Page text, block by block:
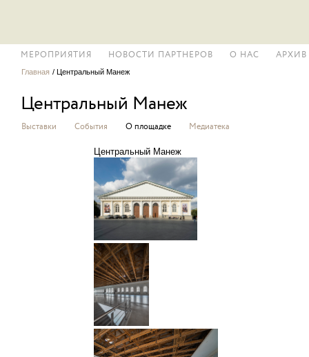
МЕРОПРИЯТИЯ НОВОСТИ ПАРТНЕРОВ О НАС АРХИВ
Главная / Центральный Манеж
Центральный Манеж
Выставки События О площадке Медиатека
Центральный Манеж